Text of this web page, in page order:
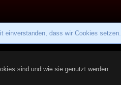
einverstanden, dass wir Cookies setzen.
sind und wie sie genutzt werden.